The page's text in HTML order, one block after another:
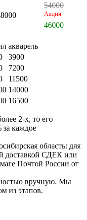
54000
Акция
46000
акварель
3900
7200
11500
14000
16500
2-х, то его
за каждое
область: для
доставкой СДЕК или
Почтой России от
вручную. Мы
из этапов.